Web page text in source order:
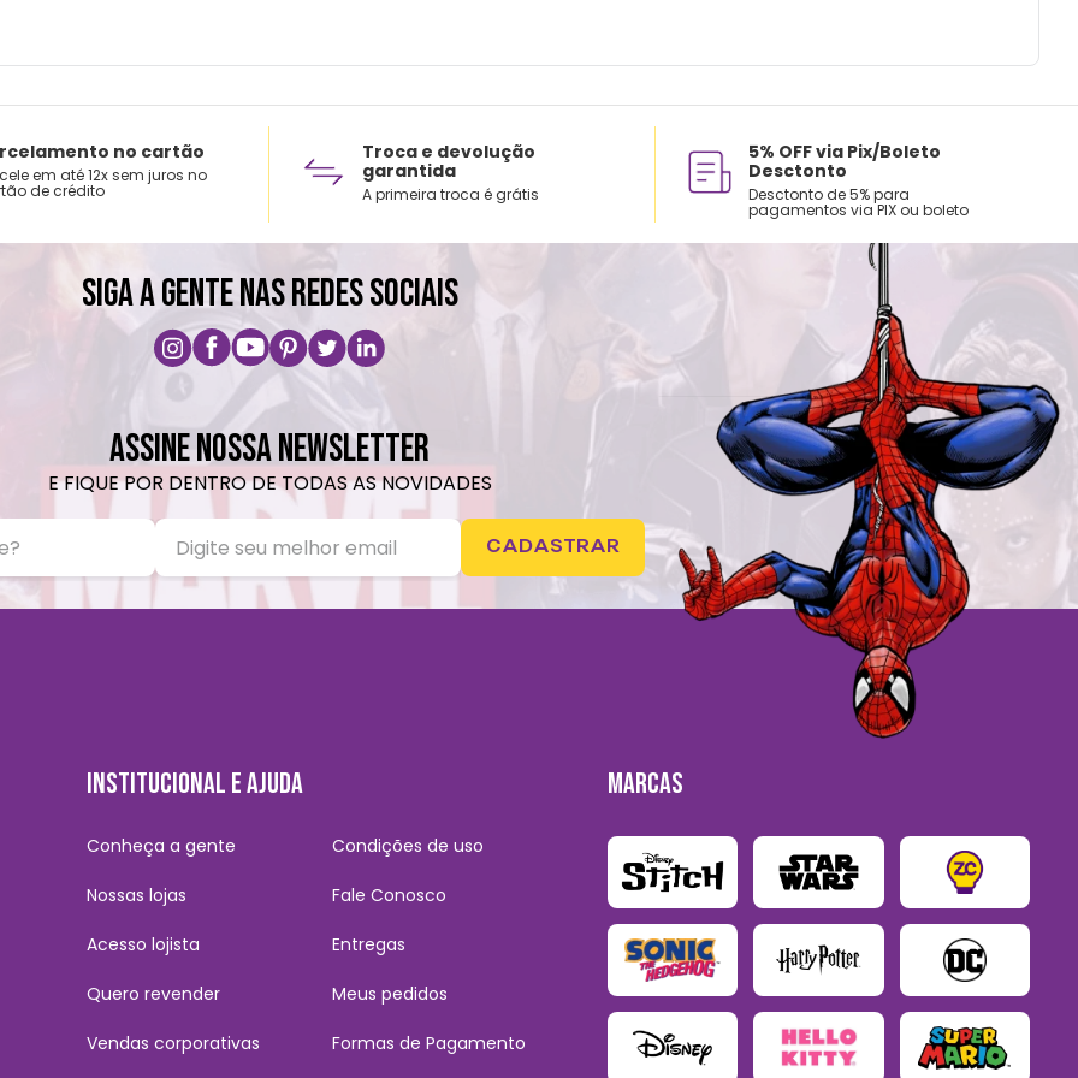
no cartão
em até 12x sem juros no
de crédito
Troca e devolução
garantida
A primeira troca é grátis
5% OFF via Pix/Boleto
Desctonto
Desctonto de 5% para
pagamentos via PIX ou boleto
SIGA A GENTE NAS REDES SOCIAIS
ASSINE NOSSA NEWSLETTER
E FIQUE POR DENTRO DE TODAS AS NOVIDADES
CADASTRAR
INSTITUCIONAL E AJUDA
Conheça a gente
Nossas lojas
Acesso lojista
Quero revender
Vendas corporativas
Condições de uso
Fale Conosco
Entregas
Meus pedidos
Formas de Pagamento
MARCAS